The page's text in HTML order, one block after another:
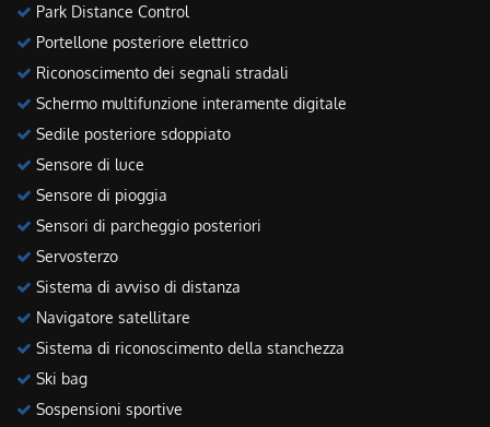
Park Distance Control
Portellone posteriore elettrico
Riconoscimento dei segnali stradali
Schermo multifunzione interamente digitale
Sedile posteriore sdoppiato
Sensore di luce
Sensore di pioggia
Sensori di parcheggio posteriori
Servosterzo
Sistema di avviso di distanza
Navigatore satellitare
Sistema di riconoscimento della stanchezza
Ski bag
Sospensioni sportive